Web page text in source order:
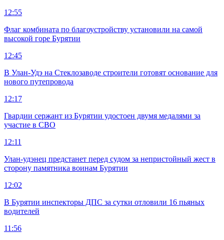
12:55
Флаг комбината по благоустройству установили на самой
высокой горе Бурятии
12:45
В Улан-Удэ на Стеклозаводе строители готовят основание для
нового путепровода
12:17
Гвардии сержант из Бурятии удостоен двумя медалями за
участие в СВО
12:11
Улан-удэнец предстанет перед судом за непристойный жест в
сторону памятника воинам Бурятии
12:02
В Бурятии инспекторы ДПС за сутки отловили 16 пьяных
водителей
11:56